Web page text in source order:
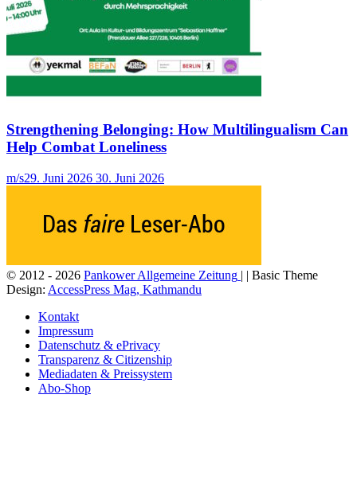
Strengthening Belonging: How Multilingualism Can
Help Combat Loneliness
m/s29. Juni 2026 30. Juni 2026
© 2012 - 2026 Pankower Allgemeine Zeitung | | Basic Theme
Design: AccessPress Mag, Kathmandu
Kontakt
Impressum
Datenschutz & ePrivacy
Transparenz & Citizenship
Mediadaten & Preissystem
Abo-Shop